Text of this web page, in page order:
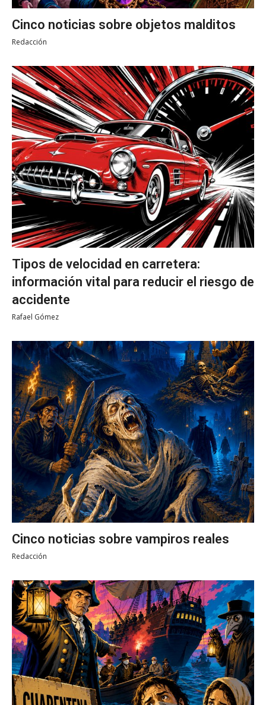
Cinco noticias sobre objetos malditos
Redacción
Tipos de velocidad en carretera:
información vital para reducir el riesgo de
accidente
Rafael Gómez
Cinco noticias sobre vampiros reales
Redacción